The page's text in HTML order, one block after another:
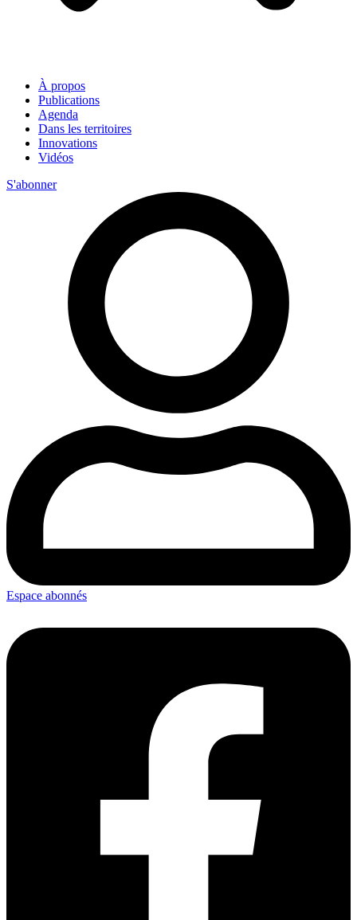
À propos
Publications
Agenda
Dans les territoires
Innovations
Vidéos
S'abonner
Espace abonnés